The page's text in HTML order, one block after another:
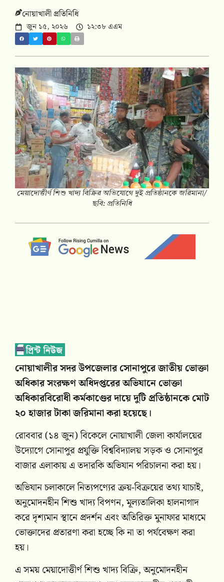
নোয়াখালী প্রতিনিধি
জুন ১৫, ২০২৬ ১২:৩৮ এএম
মেয়াদোত্তীর্ণ শিশু খাদ্য বিক্রির অভিযোগে দুই প্রতিষ্ঠানকে জরিমানা/
ছবি: প্রতিনিধি
নোয়াখালীর সদর উপজেলার সোনাপুরে জাতীয় ভোক্তা
অধিকার সংরক্ষণ অধিদপ্তরের অভিযানে ভোক্তা
অধিকারবিরোধী কর্মকাণ্ডের দায়ে দুটি প্রতিষ্ঠানকে মোট
২০ হাজার টাকা জরিমানা করা হয়েছে।
রোববার (১৪ জুন) বিকেলে নোয়াখালী জেলা কার্যালয়ের
উদ্যোগে সোনাপুর প্রযুক্তি বিশ্ববিদ্যালয় সড়ক ও সোনাপুর
বাজার এলাকায় এ তদারকি অভিযান পরিচালনা করা হয়।
অভিযান চলাকালে নিত্যপণ্যের ক্রয়-বিক্রয়ের তথ্য যাচাই,
অনুমোদনহীন শিশু খাদ্য বিপণন, মূল্যতালিকা হালনাগাদ
করে দৃশ্যমান স্থানে প্রদর্শন এবং অতিরিক্ত মুনাফার মাধ্যমে
ভোক্তাদের প্রতারণা করা হচ্ছে কি না তা পর্যবেক্ষণ করা
হয়।
এ সময় মেয়াদোত্তীর্ণ শিশু খাদ্য বিক্রি, অনুমোদনহীন